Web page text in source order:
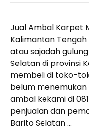
Jual Ambal Karpet
Kalimantan
atau sajadah
Selatan di provinsi
membeli di toko-
belum
ambal kekami di
penjualan dan
Barito Selatan …